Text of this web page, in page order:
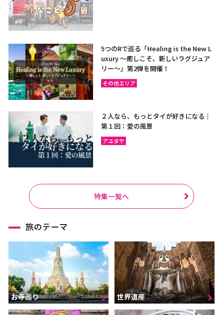
5つのRで巡る「Healing is the New L
uxury ～癒しこそ、新しいラグジュア
リー〜」第2弾を開催！
その他エリア
２人なら、もっとタイが好きになる｜
第１回：愛の風景
アユタヤ
特集一覧へ
旅のテーマ
お寺巡り 世界遺産